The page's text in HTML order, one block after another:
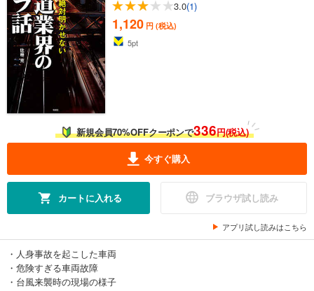
3.0(1)
1,120 円 (税込)
5pt
新規会員70%OFFクーポンで336円(税込)
今すぐ購入
カートに入れる ブラウザ試し読み
アプリ試し読みはこちら
・人身事故を起こした車両
・危険すぎる車両故障
・台風来襲時の現場の様子